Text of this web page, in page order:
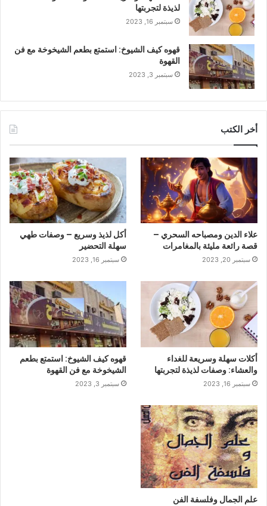
لذيذة لتجربتها
سبتمبر 16, 2023
قهوه كيف الشيوخ: استمتع بطعم الشيخوخة مع فن
القهوة
سبتمبر 3, 2023
أخر الكتب
علاء الدين ومصباحه السحري –
قصة رائعة مليئة بالمغامرات
سبتمبر 20, 2023
أكل لذيذ وسريع – وصفات طهي
سهلة التحضير
سبتمبر 16, 2023
أكلات سهلة وسريعة للغداء
والعشاء: وصفات لذيذة لتجربتها
سبتمبر 16, 2023
قهوه كيف الشيوخ: استمتع بطعم
الشيخوخة مع فن القهوة
سبتمبر 3, 2023
علم الجمال وفلسفة الفن